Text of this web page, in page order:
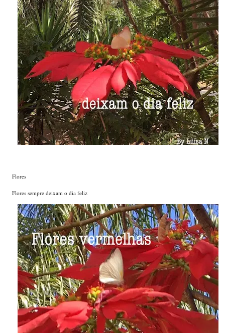
Flores
Flores sempre deixam o dia feliz